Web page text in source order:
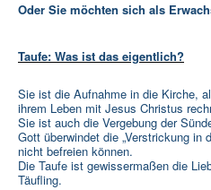
Oder Sie möchten sich als
Taufe: Was ist das eigentlich?
Sie ist die Aufnahme in die Kirche,
ihrem Leben mit Jesus Christus
Sie ist auch die Vergebung der
Gott überwindet die „Verstrickung in
nicht befreien können.
Die Taufe ist gewissermaßen die
Täufling.